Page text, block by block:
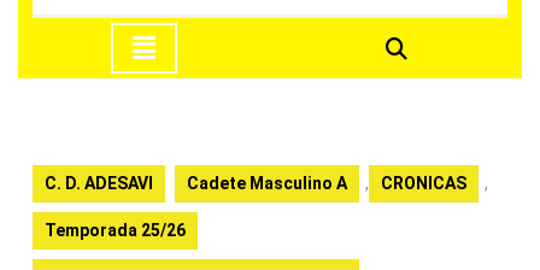
apertura
C. D. ADESAVI Cadete Masculino A , CRONICAS ,
Temporada 25/26